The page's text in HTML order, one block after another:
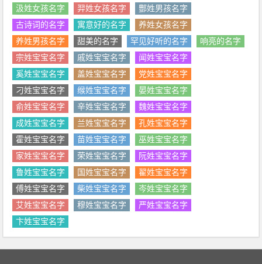
汲姓女孩名字
羿姓女孩名字
酆姓男孩名字
古诗词的名字
寓意好的名字
养姓女孩名字
养姓男孩名字
甜美的名字 罕见好听的名字
响亮的名字
宗姓宝宝名字
戚姓宝宝名字
闻姓宝宝名字
奚姓宝宝名字
盖姓宝宝名字
党姓宝宝名字
刁姓宝宝名字
缑姓宝宝名字
晏姓宝宝名字
俞姓宝宝名字
辛姓宝宝名字
魏姓宝宝名字
成姓宝宝名字
兰姓宝宝名字
孔姓宝宝名字
霍姓宝宝名字
苗姓宝宝名字
巫姓宝宝名字
家姓宝宝名字
荣姓宝宝名字
阮姓宝宝名字
鲁姓宝宝名字
国姓宝宝名字
翟姓宝宝名字
傅姓宝宝名字
柴姓宝宝名字
岑姓宝宝名字
艾姓宝宝名字
穆姓宝宝名字
严姓宝宝名字
卞姓宝宝名字